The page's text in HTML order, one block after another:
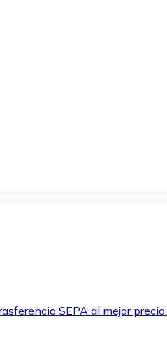
SEPA al mejor precio.